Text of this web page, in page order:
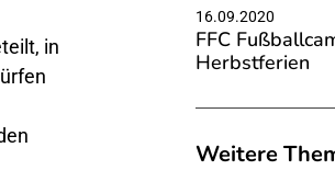
in
16.09.2020
FFC
Herbstferien
Weitere